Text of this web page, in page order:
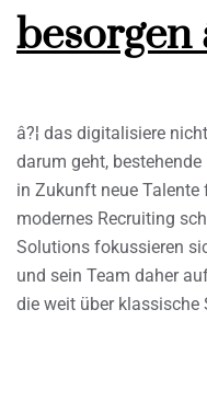
besorgen
â?¦ das digitalisiere
darum geht,
in Zukunft neue Talente
modernes Recruiting
Solutions fokussieren
und sein Team daher
die weit über klassische